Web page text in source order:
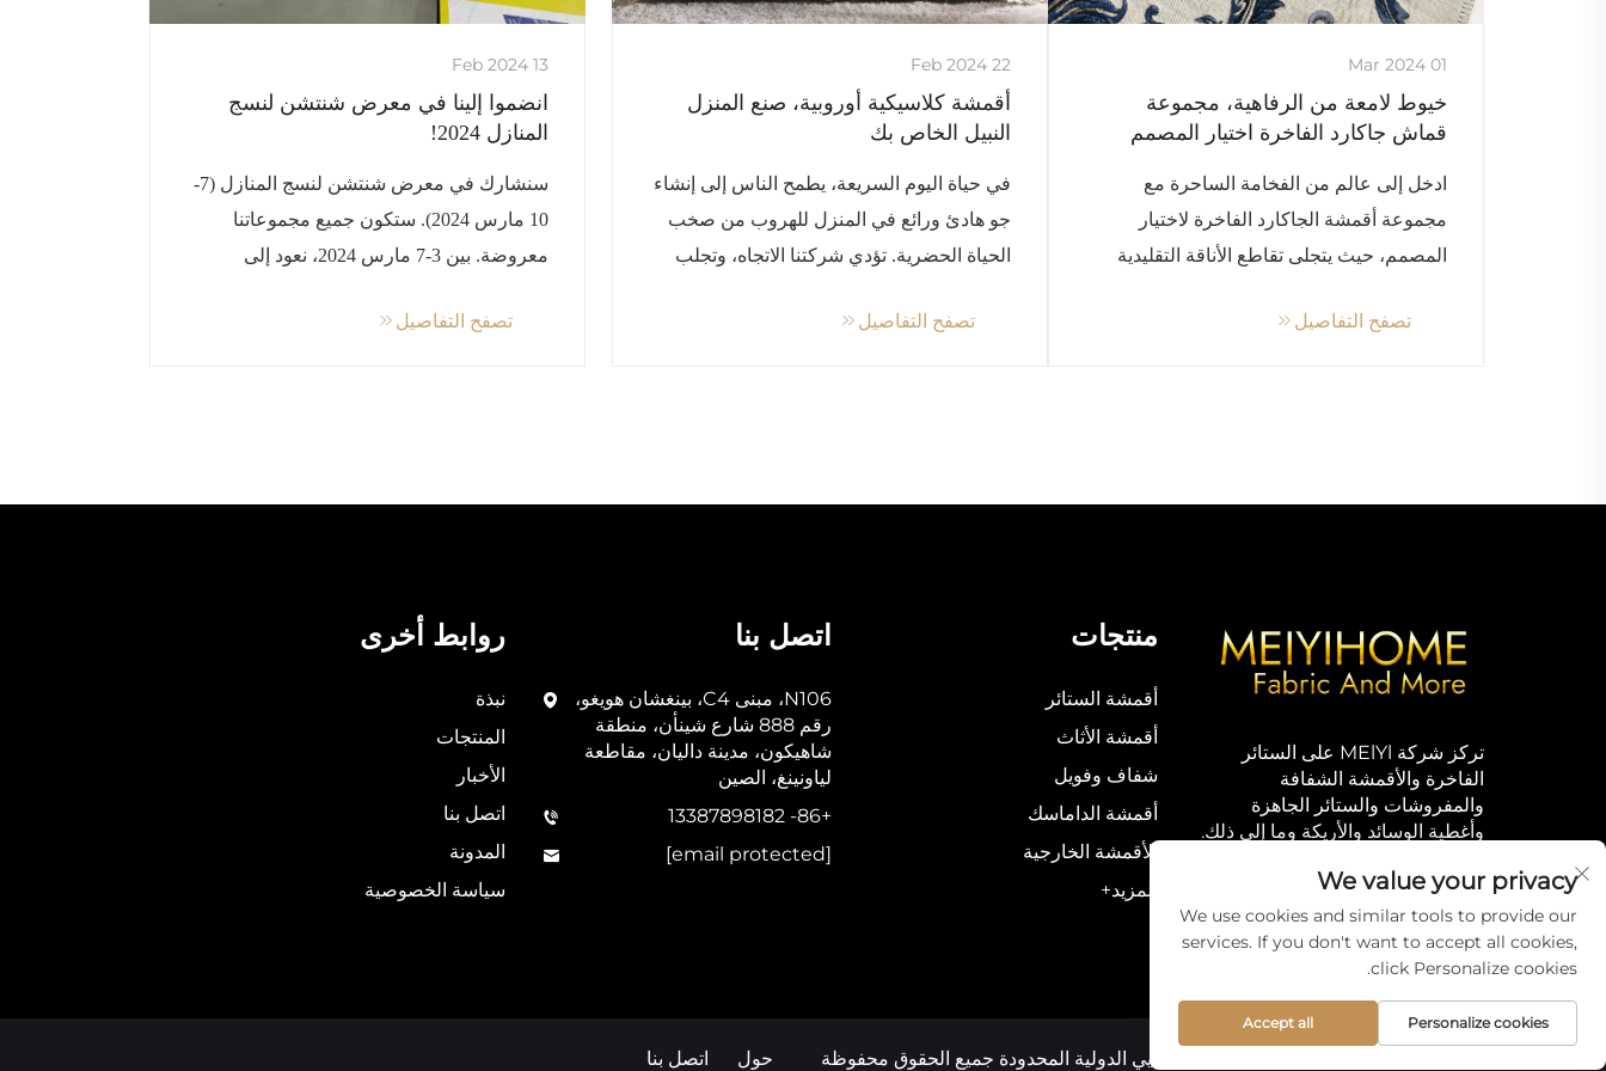
01 Mar 2024
خيوط لامعة من الرفاهية، مجموعة
قماش جاكارد الفاخرة اختيار المصمم
ادخل إلى عالم من الفخامة الساحرة مع
مجموعة أقمشة الجاكارد الفاخرة لاختيار
المصمم، حيث يتجلى تقاطع الأناقة التقليدية
مجموعة من الأقمشة؛ إنها...
تصفح التفاصيل
22 Feb 2024
أقمشة كلاسيكية أوروبية، صنع المنزل
النبيل الخاص بك
في حياة اليوم السريعة، يطمح الناس إلى إنشاء
جو هادئ ورائع في المنزل للهروب من صخب
الحياة الحضرية. تؤدي شركتنا الاتجاه، وتجلب
لمساعدتكم على خلق الراحة...
تصفح التفاصيل
13 Feb 2024
انضموا إلينا في معرض شنتشن لنسج
المنازل 2024!
سنشارك في معرض شنتشن لنسج المنازل (7-
10 مارس 2024). ستكون جميع مجموعاتنا
معروضة. بين 3-7 مارس 2024، نعود إلى
شركات النسيج الراقية...
تصفح التفاصيل
تركز شركة MElYl على الستائر
الفاخرة والأقمشة الشفافة
والمفروشات والستائر الجاهزة
وأغطية الوسائد والأريكة وما إلى ذلك.
منتجات
أقمشة الستائر
أقمشة الأثاث
شفاف وفويل
أقمشة الداماسك
الأقمشة الخارجية
المزيد+
اتصل بنا
N106، مبنى C4، بينغشان هويغو،
رقم 888 شارع شينأن، منطقة
شاهيكون، مدينة داليان، مقاطعة
لياونينغ، الصين
+86- 13387898182
[email protected]
روابط أخرى
نبذة
المنتجات
الأخبار
اتصل بنا
المدونة
سياسة الخصوصية
حقوق النشر © مجموعة مي يي الدولية المحدودة جميع الحقوق محفوظة حول اتصل بنا
We value your privacy
We use cookies and similar tools to provide our
services. If you don't want to accept all cookies,
click Personalize cookies.
Personalize cookies
Accept all